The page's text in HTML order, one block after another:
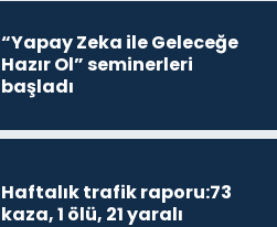
“Yapay Zeka ile Geleceğe
Hazır Ol” seminerleri
başladı
Haftalık trafik raporu:73
kaza, 1 ölü, 21 yaralı